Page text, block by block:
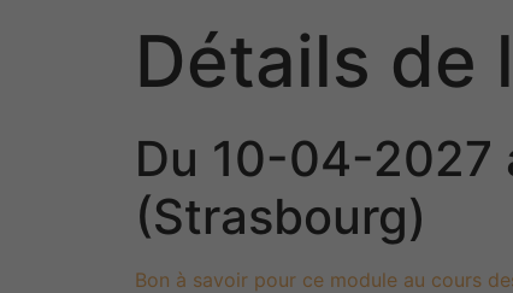
Détails de
Du 10-04-2027
(Strasbourg)
Bon à savoir pour ce module au cours